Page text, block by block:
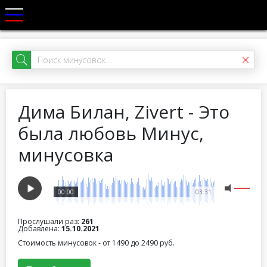
Дима Билан, Zivert - Это
была любовь Минус,
минусовка
03:31
00:00
Прослушали раз: 261
Добавлена: 15.10.2021
Стоимость минусовок - от 1490 до 2490 руб.